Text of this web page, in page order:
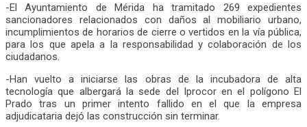
-El Ayuntamiento de Mérida ha tramitado 269 expedientes
sancionadores relacionados con daños al mobiliario urbano,
incumplimientos de horarios de cierre o vertidos en la vía pública,
para los que apela a la responsabilidad y colaboración de los
ciudadanos.
-Han vuelto a iniciarse las obras de la incubadora de alta
tecnología que albergará la sede del Iprocor en el polígono El
Prado tras un primer intento fallido en el que la empresa
adjudicataria dejó las construcción sin terminar.